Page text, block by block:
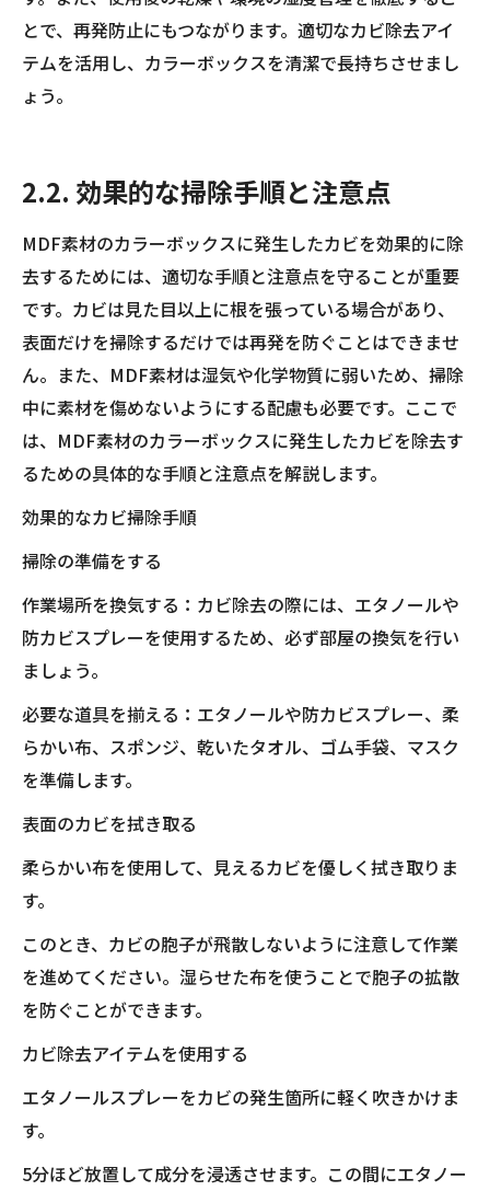
とで、再発防止にもつながります。適切なカビ除去アイ
テムを活用し、カラーボックスを清潔で長持ちさせまし
ょう。
2.2. 効果的な掃除手順と注意点
MDF素材のカラーボックスに発生したカビを効果的に除
去するためには、適切な手順と注意点を守ることが重要
です。カビは見た目以上に根を張っている場合があり、
表面だけを掃除するだけでは再発を防ぐことはできませ
ん。また、MDF素材は湿気や化学物質に弱いため、掃除
中に素材を傷めないようにする配慮も必要です。ここで
は、MDF素材のカラーボックスに発生したカビを除去す
るための具体的な手順と注意点を解説します。
効果的なカビ掃除手順
掃除の準備をする
作業場所を換気する：カビ除去の際には、エタノールや
防カビスプレーを使用するため、必ず部屋の換気を行い
ましょう。
必要な道具を揃える：エタノールや防カビスプレー、柔
らかい布、スポンジ、乾いたタオル、ゴム手袋、マスク
を準備します。
表面のカビを拭き取る
柔らかい布を使用して、見えるカビを優しく拭き取りま
す。
このとき、カビの胞子が飛散しないように注意して作業
を進めてください。湿らせた布を使うことで胞子の拡散
を防ぐことができます。
カビ除去アイテムを使用する
エタノールスプレーをカビの発生箇所に軽く吹きかけま
す。
5分ほど放置して成分を浸透させます。この間にエタノー